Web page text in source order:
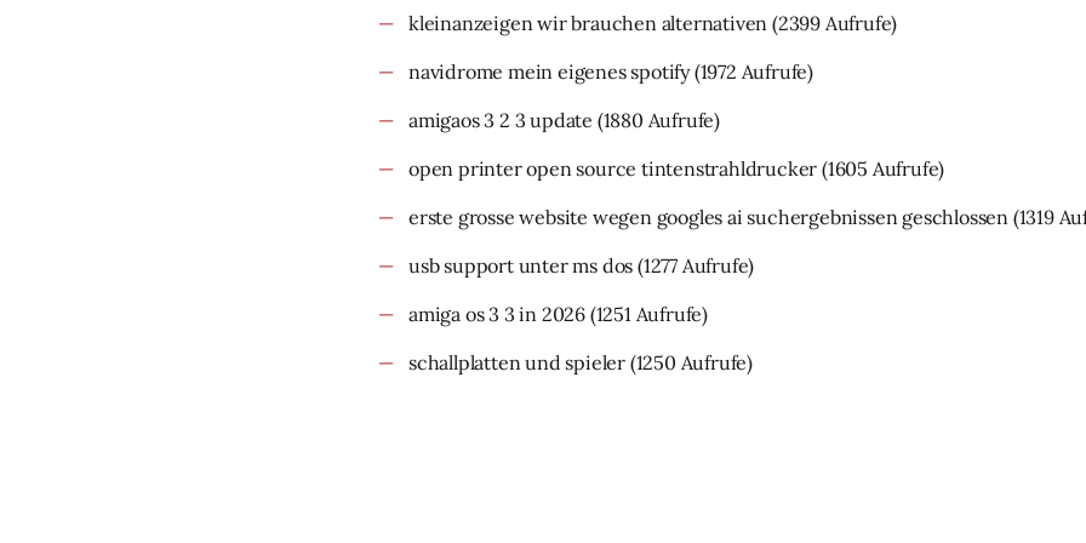
kleinanzeigen wir brauchen alternativen (2399 Aufrufe)
navidrome mein eigenes spotify(1972 Aufrufe)
amigaos 3 2 3 update (1880 Aufrufe)
open printer open source tintenstrahldrucker (1605 Aufrufe)
erste grosse website wegen googles ai suchergebnissen geschlossen (1319
usb support unter ms dos (1277 Aufrufe)
amiga os 3 3 in 2026 (1251 Aufrufe)
schallplatten und spieler (1250 Aufrufe)